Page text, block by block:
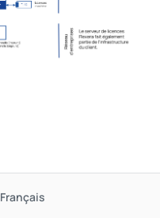
Français